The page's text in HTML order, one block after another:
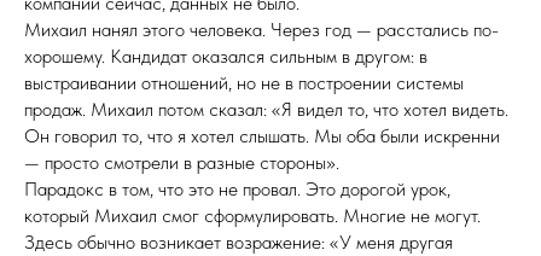
Михаил нанял этого человека. Через год — расстались по-
хорошему. Кандидат оказался сильным в другом: в
выстраивании отношений, но не в построении системы
продаж. Михаил потом сказал: «Я видел то, что хотел видеть.
Он говорил то, что я хотел слышать. Мы оба были искренни
— просто смотрели в разные стороны».
Парадокс в том, что это не провал. Это дорогой урок,
который Михаил смог сформулировать. Многие не могут.
Здесь обычно возникает возражение: «У меня другая